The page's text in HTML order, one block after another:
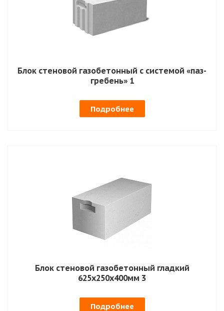
Блок стеновой газобетонный с системой «паз-
гребень» 1
Подробнее
Блок стеновой газобетонный гладкий
625х250х400мм 3
Подробнее